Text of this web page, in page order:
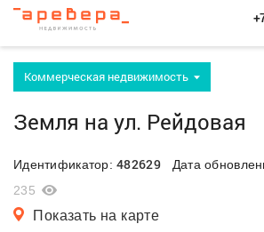
Коммерческая недвижимость
Земля на ул. Рейдовая
Идентификатор:482629Дата
235
Показать на карте